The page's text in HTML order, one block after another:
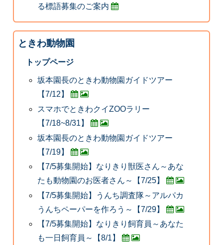
る標語募集のご案内
ときわ動物園
トップページ
坂本園長のときわ動物園ガイドツアー
【7/12】
スマホでときわクイZOOラリー
【7/18~8/31】
坂本園長のときわ動物園ガイドツアー
【7/19】
【7/5募集開始】なりきり獣医さん～あな
たも動物園のお医者さん～【7/25】
【7/5募集開始】うんち調査隊～アルパカ
うんちペーパーを作ろう～【7/29】
【7/5募集開始】なりきり飼育員～あなた
も一日飼育員～【8/1】